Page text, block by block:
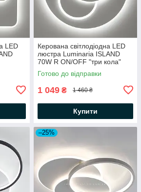
LED
Керована світлодіодна LED
люстра Luminaria ISLAND
70W R ON/OFF "три кола"
біла Ø460×50мм WHITE 220V
IP20
Готово до відправки
1 049 ₴ 1 460 ₴
Купити
–25%